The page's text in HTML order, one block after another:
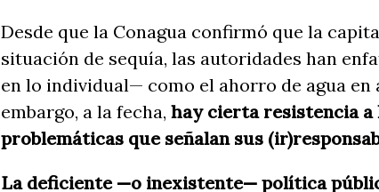
Desde que la Conagua confirmó que la
situación de sequía, las autoridades han
en lo individual— como el ahorro de agua
embargo, a la fecha, hay cierta resistencia a
problemáticas que señalan sus
La deficiente —o inexistente— política